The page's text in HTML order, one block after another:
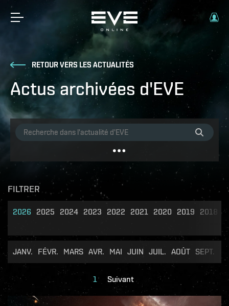
RETOUR VERS LES ACTUALITÉS
Actus archivées d'EVE
FILTRER
2026 2025 2024 2023 2022 2021 2020 2019 2018
JANV. FÉVR. MARS AVR. MAI JUIN JUIL. AOÛT SEPT.
1 Suivant